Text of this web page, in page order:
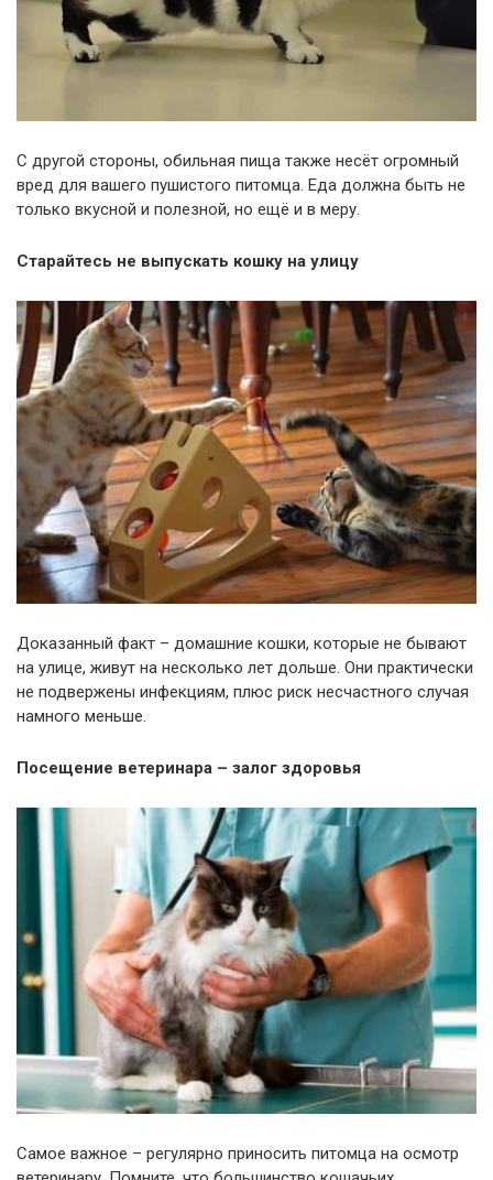
С другой стороны, обильная пища также несёт огромный
вред для вашего пушистого питомца. Еда должна быть не
только вкусной и полезной, но ещё и в меру.
Старайтесь не выпускать кошку на улицу
Доказанный факт – домашние кошки, которые не бывают
на улице, живут на несколько лет дольше. Они практически
не подвержены инфекциям, плюс риск несчастного случая
намного меньше.
Посещение ветеринара – залог здоровья
Самое важное – регулярно приносить питомца на осмотр